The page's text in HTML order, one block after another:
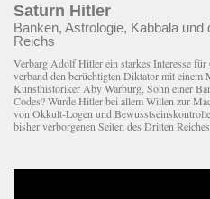
Saturn Hitler
Banken, Astrologie, Kabbala
Reichs
Verbarg Adolf Hitler ein starkes Interesse
verband den berüchtigten Diktator mit einem
Kunsthistoriker Aby Warburg, Sohn einer
Codes? Wurde Hitler bei allem Willen zur
von Okkult-Logen und
bisher verborgenen Seiten des Dritten